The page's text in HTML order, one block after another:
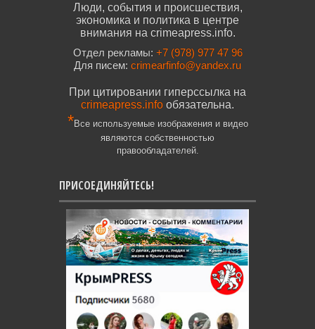
Люди, события и происшествия,
экономика и политика в центре
внимания на crimeapress.info.
Отдел рекламы: +7 (978) 977 47 96
Для писем: crimearfinfo@yandex.ru
При цитировании гиперссылка на
crimeapress.info обязательна.
*Все используемые изображения и видео
являются собственностью
правообладателей.
ПРИСОЕДИНЯЙТЕСЬ!